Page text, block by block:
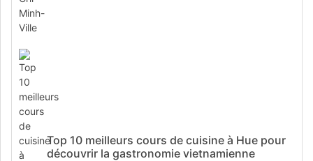
Top 10 meilleurs cours de cuisine à Hue pour
découvrir la gastronomie vietnamienne